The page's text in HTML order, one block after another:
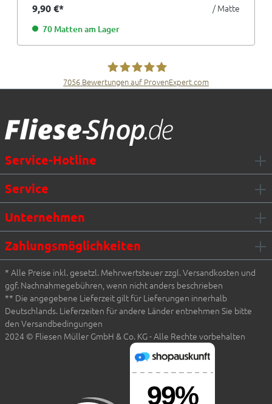
9,90 €* / Matte
70 Matten am Lager
7056 Bewertungen auf ProvenExpert.com
Service-Hotline
Service
Unternehmen
Zahlungsmöglichkeiten
* Alle Preise inkl. gesetzl. Mehrwertsteuer zzgl. Versandkosten und
ggf. Nachnahmegebühren, wenn nicht anders beschrieben
** Die angegebene Lieferzeit gilt für Lieferungen innerhalb
Deutschlands. Lieferzeiten für andere Länder entnehmen Sie bitte
den Versandbedingungen
2024 © Fliesen Müller GmbH & Co. KG - Alle Rechte vorbehalten